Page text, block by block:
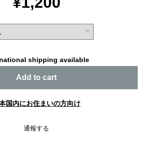
shipping available
Add to cart
国内にお住まいの方向け
通報する